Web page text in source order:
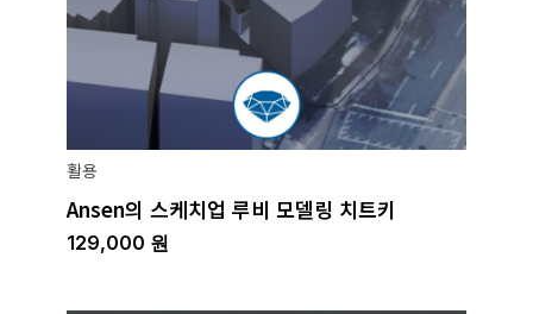
활용
Ansen의 스케치업 루비 모델링 치트키
129,000 원